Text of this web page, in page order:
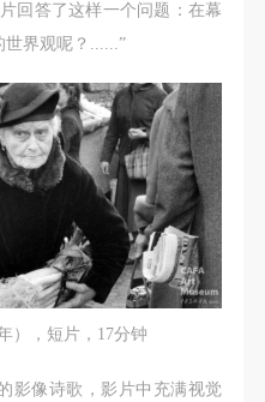
回答了这样一个问题：在幕
世界观呢？......”
），短片，17分钟
影像诗歌，影片中充满视觉
由乙方承担。
作品无需支付甲方任何
双方友好协商后可作为
反相关法律法规规定。
字（盖章）、勾选之日
电子档，纸质档—式二
有同等法律效力。
本协议的全部义务，未
动的权利。凡参加这次
由乙方承担。
作品无需支付甲方任何
双方友好协商后可作为
反相关法律法规规定。
字（盖章）、勾选之日
电子档，纸质档—式二
有同等法律效力。
本协议的全部义务，未
动的权利。凡参加这次
由乙方承担。
作品无需支付甲方任何
双方友好协商后可作为
反相关法律法规规定。
字（盖章）、勾选之日
电子档，纸质档—式二
有同等法律效力。
本协议的全部义务，未
动的权利。凡参加这次